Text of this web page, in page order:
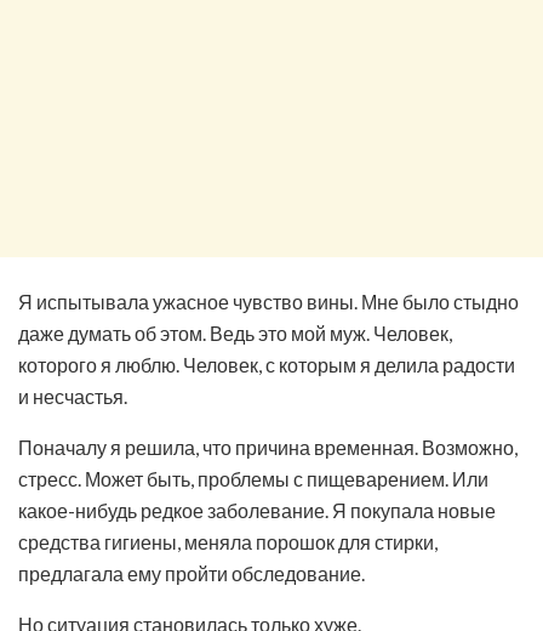
Я испытывала ужасное чувство вины. Мне было стыдно
даже думать об этом. Ведь это мой муж. Человек,
которого я люблю. Человек, с которым я делила радости
и несчастья.
Поначалу я решила, что причина временная. Возможно,
стресс. Может быть, проблемы с пищеварением. Или
какое-нибудь редкое заболевание. Я покупала новые
средства гигиены, меняла порошок для стирки,
предлагала ему пройти обследование.
Но ситуация становилась только хуже.